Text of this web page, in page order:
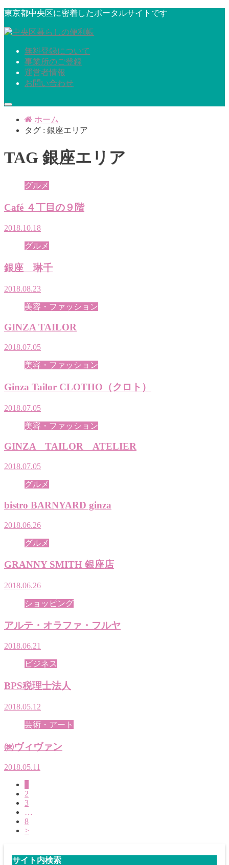
東京都中央区に密着したポータルサイトです
無料登録について
事業所のご登録
運営者情報
お問い合わせ
ホーム
タグ : 銀座エリア
TAG 銀座エリア
グルメ
Café ４丁目の９階
2018.10.18
グルメ
銀座 琳千
2018.08.23
美容・ファッション
GINZA TAILOR
2018.07.05
美容・ファッション
Ginza Tailor CLOTHO（クロト）
2018.07.05
美容・ファッション
GINZA TAILOR ATELIER
2018.07.05
グルメ
bistro BARNYARD ginza
2018.06.26
グルメ
GRANNY SMITH 銀座店
2018.06.26
ショッピング
アルテ・オラファ・フルヤ
2018.06.21
ビジネス
BPS税理士法人
2018.05.12
芸術・アート
㈱ヴィヴァン
2018.05.11
2
3
…
8
>
サイト内検索